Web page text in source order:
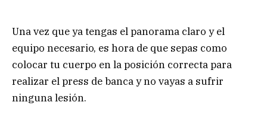
Una vez que ya tengas el panorama claro y el
equipo necesario, es hora de que sepas como
colocar tu cuerpo en la posición correcta para
realizar el press de banca y no vayas a sufrir
ninguna lesión.